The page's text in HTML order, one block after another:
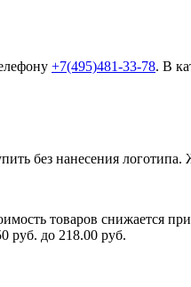
+7(495)481-33-78. В
без нанесения
товаров снижается
руб. до 218.00 руб.